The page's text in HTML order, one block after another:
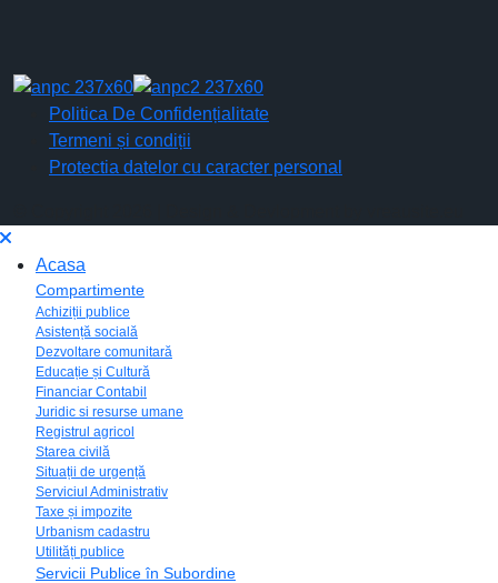
Politica De Confidențialitate
Termeni și condiții
Protectia datelor cu caracter personal
Acasa
Compartimente
Achiziții publice
Asistență socială
Dezvoltare comunitară
Educație și Cultură
Financiar Contabil
Juridic si resurse umane
Registrul agricol
Starea civilă
Situații de urgență
Serviciul Administrativ
Taxe și impozite
Urbanism cadastru
Utilități publice
Servicii Publice în Subordine